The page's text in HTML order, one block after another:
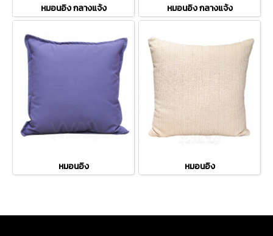
หมอนอิง กลางแจ้ง หมอนอิง กลางแจ้ง
หมอนอิง หมอนอิง